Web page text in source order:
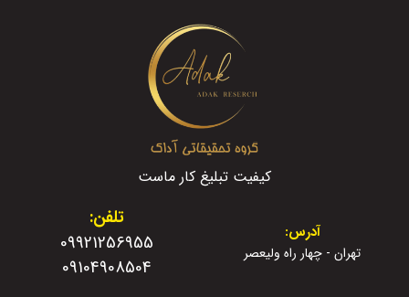
کیفیت تبلیغ کار ماست
آدرس:
تهران - چهار راه ولیعصر
تلفن:
09921256955
09104908504